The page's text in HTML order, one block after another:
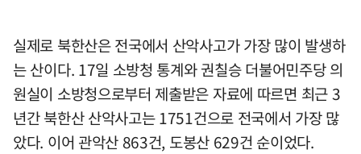
실제로 북한산은 전국에서 산악사고가 가장 많이 발생하
는 산이다. 17일 소방청 통계와 권칠승 더불어민주당 의
원실이 소방청으로부터 제출받은 자료에 따르면 최근 3
년간 북한산 산악사고는 1751건으로 전국에서 가장 많
았다. 이어 관악산 863건, 도봉산 629건 순이었다.